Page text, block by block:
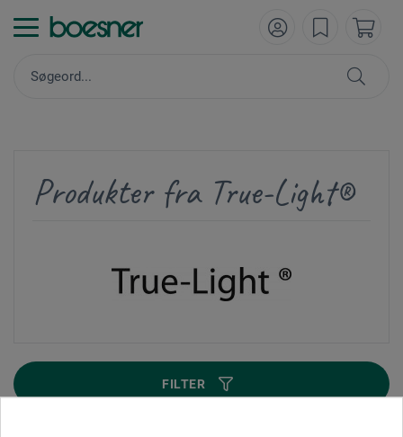
Produkter fra True-Light®
FILTER